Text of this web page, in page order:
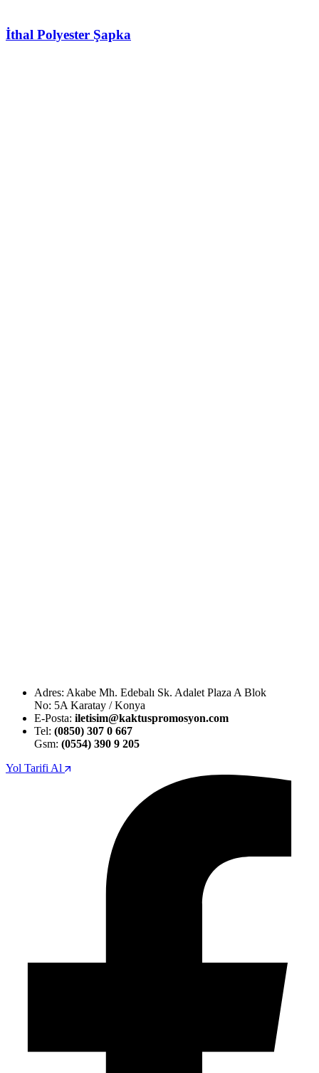
İthal Polyester Şapka
Adres: Akabe Mh. Edebalı Sk. Adalet Plaza A Blok
No: 5A Karatay / Konya
E-Posta: iletisim@kaktuspromosyon.com
Tel: (0850) 307 0 667
Gsm: (0554) 390 9 205
Yol Tarifi Al